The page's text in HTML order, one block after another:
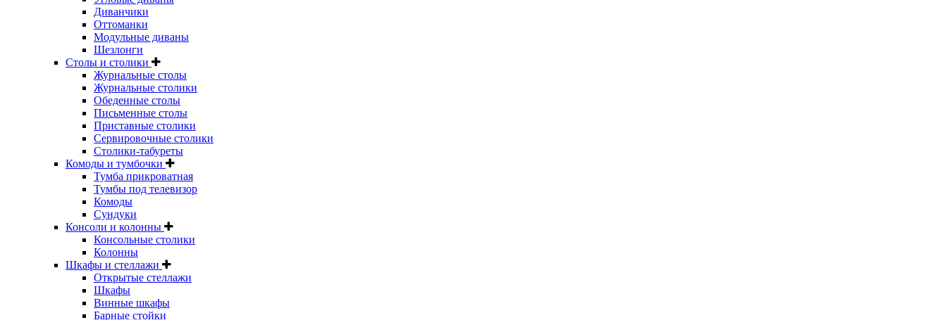
Диванчики
Оттоманки
Модульные диваны
Шезлонги
Столы и столики
Журнальные столы
Журнальные столики
Обеденные столы
Письменные столы
Приставные столики
Сервировочные столики
Столики-табуреты
Комоды и тумбочки
Тумба прикроватная
Тумбы под телевизор
Комоды
Сундуки
Консоли и колонны
Консольные столики
Колонны
Шкафы и стеллажи
Открытые стеллажи
Шкафы
Винные шкафы
Барные стойки